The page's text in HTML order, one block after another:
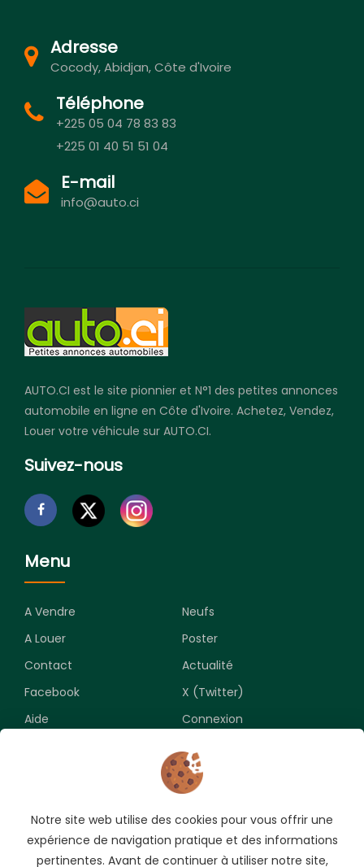
Adresse
Cocody, Abidjan, Côte d'Ivoire
Téléphone
+225 05 04 78 83 83
+225 01 40 51 51 04
E-mail
info@auto.ci
AUTO.CI est le site pionnier et N°1 des petites annonces
automobile en ligne en Côte d'Ivoire. Achetez, Vendez,
Louer votre véhicule sur AUTO.CI.
Suivez-nous
Menu
A Vendre
Neufs
A Louer
Poster
Contact
Actualité
Facebook
X (Twitter)
Aide
Connexion
Souscrivez pour recevoir les meilleures opportunités.
Notre site web utilise des cookies pour vous offrir une
expérience de navigation pratique et des informations
pertinentes. Avant de continuer à utiliser notre site,